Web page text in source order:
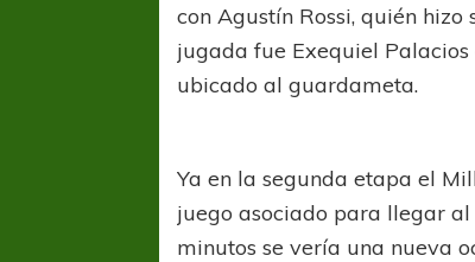
con Agustín Rossi, quién
jugada fue Exequiel
ubicado al guardameta.
Ya en la segunda etapa el
juego asociado para llegar
minutos se vería una nueva